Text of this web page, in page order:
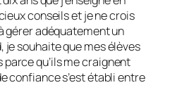
conseils et je ne crois
gérer adéquatement un
je souhaite que mes élèves
qu’ils me craignent
confiance s’est établi entre